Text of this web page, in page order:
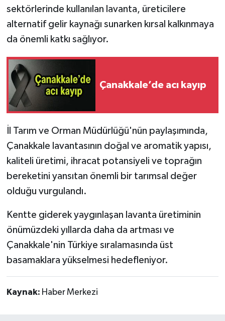
sektörlerinde kullanılan lavanta, üreticilere
alternatif gelir kaynağı sunarken kırsal kalkınmaya
da önemli katkı sağlıyor.
Çanakkale’de acı kayıp
İl Tarım ve Orman Müdürlüğü'nün paylaşımında,
Çanakkale lavantasının doğal ve aromatik yapısı,
kaliteli üretimi, ihracat potansiyeli ve toprağın
bereketini yansıtan önemli bir tarımsal değer
olduğu vurgulandı.
Kentte giderek yaygınlaşan lavanta üretiminin
önümüzdeki yıllarda daha da artması ve
Çanakkale'nin Türkiye sıralamasında üst
basamaklara yükselmesi hedefleniyor.
Kaynak: Haber Merkezi